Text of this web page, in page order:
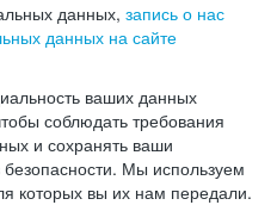
данных, запись о нас
данных на сайте
ваших данных
соблюдать требования
и сохранять ваши
Мы используем
которых вы их нам передали.